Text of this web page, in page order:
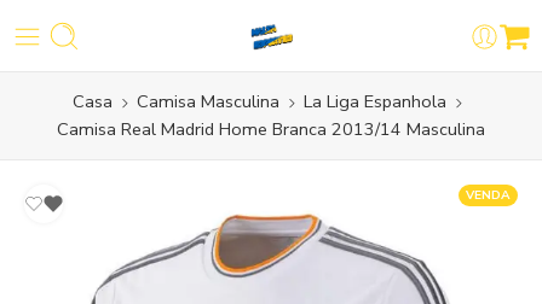
Casa Camisa Masculina
La Liga Espanhola
Camisa Real Madrid Home Branca 2013/14 Masculina
VENDA